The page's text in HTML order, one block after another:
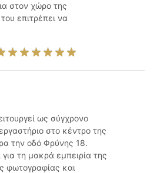
στον χώρο της
επιτρέπει να
ως σύγχρονο
στο κέντρο της
την οδό Φρύνης 18.
για τη μακρά εμπειρία της
φωτογραφίας και